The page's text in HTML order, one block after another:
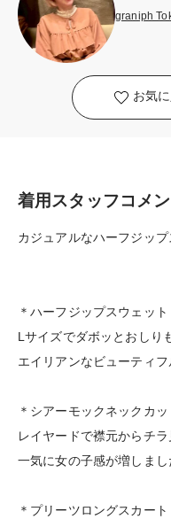
graniph
お気
着用スタッフコメン
カジュアルなハーフジッ
＊ハーフジップスウェット
Lサイズでダボッとおしり
エイリアンなビューティ
＊シアーモックネックカッ
レイヤードで襟元からチラ
一気に女の子感が増しまし
＊プリーツロングスカート